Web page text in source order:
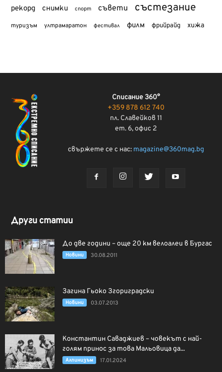
рекорд снимки спорт съвети състезание
туризъм ултрамаратон фестивал филм фрийрайд хижа
Списание 360°
+359 878 612 740
пл. Славейков 11
ет. 6, офис 2
свържете се с нас: magazine@360mag.bg
Други статии
До две години – още 20 км велоалеи в Бургас
Новини 30.08.2011
Загина Гьоко Згориградски
Новини 03.07.2013
Константин Саваджиев – човекът с най-
голям принос за това Мальовица да...
Алпинизъм 17.01.2024